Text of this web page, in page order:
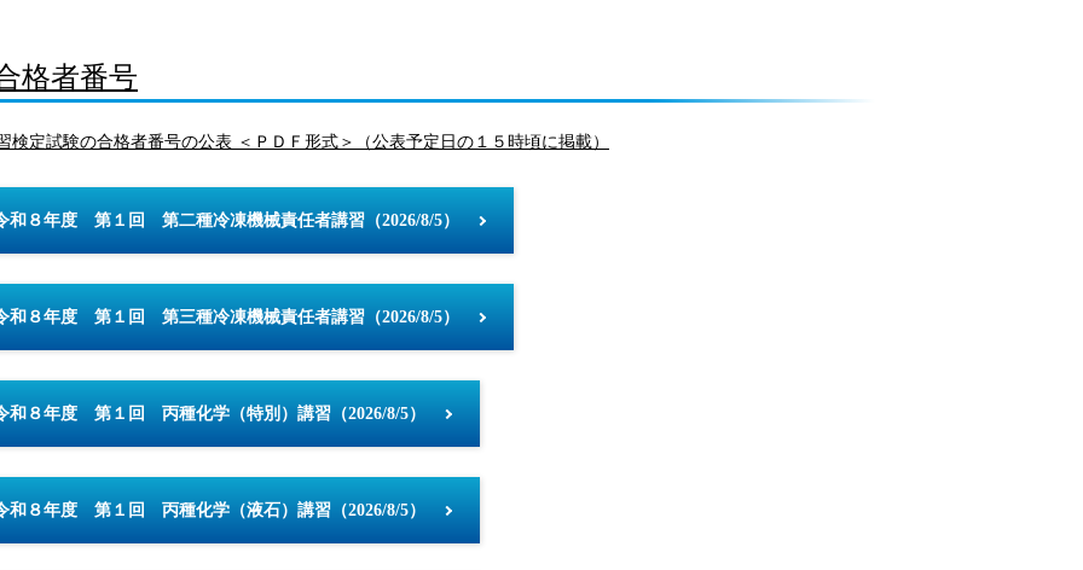
格者番号
検定試験の合格者番号の公表 ＜ＰＤＦ形式＞（公表予定日の１５時頃に掲載）
和８年度 第１回 第二種冷凍機械責任者講習（2026/8/5）
和８年度 第１回 第三種冷凍機械責任者講習（2026/8/5）
和８年度 第１回 丙種化学（特別）講習（2026/8/5）
和８年度 第１回 丙種化学（液石）講習（2026/8/5）